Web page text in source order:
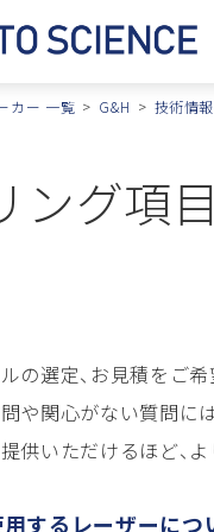
カー 一覧 G&H 技術情報
ング項
の選定、お見積をご
や関心がない質問に
供いただけるほど、
するレーザーにつ